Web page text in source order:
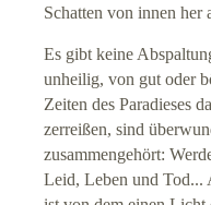
Schatten von innen her
Es gibt keine
unheilig, von gut oder
Zeiten des Paradieses
zerreißen, sind
zusammengehört:
Leid, Leben und Tod...